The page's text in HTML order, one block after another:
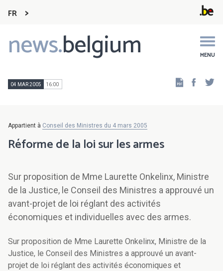
FR
news.belgium MENU
Main
navigation
04 MAR 2005 16:00
Appartient à Conseil des Ministres du 4 mars 2005
Réforme de la loi sur les armes
Sur proposition de Mme Laurette Onkelinx, Ministre
de la Justice, le Conseil des Ministres a approuvé un
avant-projet de loi réglant des activités
économiques et individuelles avec des armes.
Sur proposition de Mme Laurette Onkelinx, Ministre de la
Justice, le Conseil des Ministres a approuvé un avant-
projet de loi réglant des activités économiques et